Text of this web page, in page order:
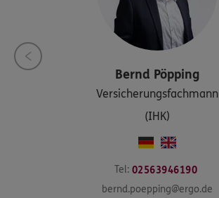
Bernd Pöpping
Versicherungsfachmann
(IHK)
Tel: 02563946190
bernd.poepping@ergo.de